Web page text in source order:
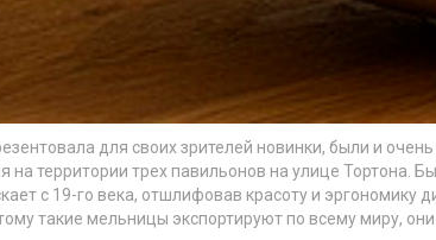
для своих зрителей новинки, были и
на территории трех павильонов на улице
с 19-го века, отшлифовав красоту и
такие мельницы экспортируют по всему миру,